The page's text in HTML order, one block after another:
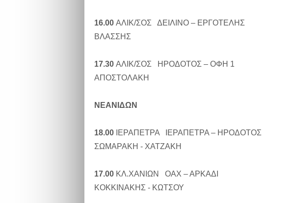
16.00 ΑΛΙΚ/ΣΟΣ ΔΕΙΛΙΝΟ – ΕΡΓΟΤΕΛΗΣ
ΒΛΑΣΣΗΣ
17.30 ΑΛΙΚ/ΣΟΣ ΗΡΟΔΟΤΟΣ – ΟΦΗ 1
ΑΠΟΣΤΟΛΑΚΗ
ΝΕΑΝΙΔΩΝ
18.00 ΙΕΡΑΠΕΤΡΑ ΙΕΡΑΠΕΤΡΑ – ΗΡΟΔΟΤΟΣ
ΣΩΜΑΡΑΚΗ - ΧΑΤΖΑΚΗ
17.00 ΚΛ.ΧΑΝΙΩΝ ΟΑΧ – ΑΡΚΑΔΙ
ΚΟΚΚΙΝΑΚΗΣ - ΚΩΤΣΟΥ